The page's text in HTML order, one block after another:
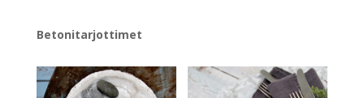
Betonitarjottimet